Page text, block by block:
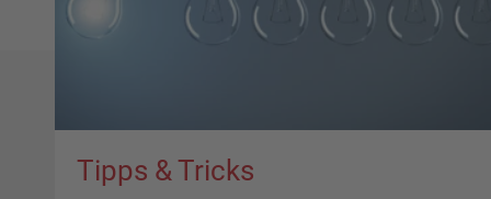
Tipps & Tricks